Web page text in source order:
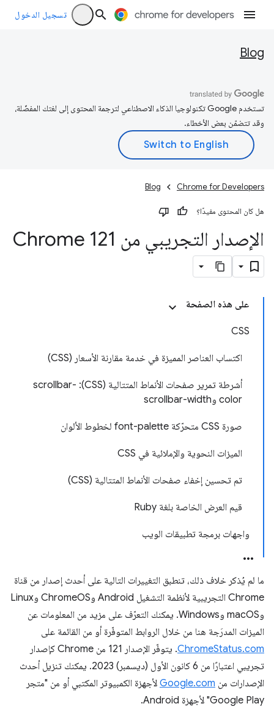
تسجيل الدخول
Blog
تستخدم Google تكنولوجيا الذكاء الاصطناعي لترجمة المحتوى إلى لغتك المفضّلة،
وقد تتضمّن بعض الأخطاء.
Chrome for Developers
Blog
هل كان المحتوى مفيدًا؟
الإصدار التجريبي من Chrome 121
على هذه الصفحة
CSS
اكتساب العناصر المميزة في خدمة مقارنة الأسعار (CSS)
أشرطة تمرير صفحات الأنماط المتتالية (CSS): scrollbar-
color وscrollbar-width
صورة CSS متحرّكة font-palette لخطوط الألوان
الميزات النحوية والإملائية في CSS
تم تحسين إخفاء صفحات الأنماط المتتالية (CSS)
قيم العرض الخاصة بلغة Ruby
واجهات برمجة تطبيقات الويب
ما لم يُذكر خلاف ذلك، تنطبق التغييرات التالية على أحدث إصدار من قناة
Chrome التجريبية لأنظمة التشغيل Android وChromeOS وLinux
وmacOS وWindows. يمكنك التعرّف على مزيد من المعلومات عن
الميزات المدرَجة هنا من خلال الروابط المتوفّرة أو من القائمة على
ChromeStatus.com
. يتوفّر الإصدار 121 من Chrome كإصدار
تجريبي اعتبارًا من 6 كانون الأول (ديسمبر) 2023. يمكنك تنزيل أحدث
الإصدارات من Google.com لأجهزة الكمبيوتر المكتبي أو من "متجر
Google Play" لأجهزة Android.